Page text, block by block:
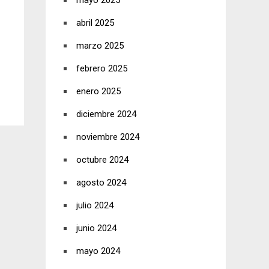
abril 2025
marzo 2025
febrero 2025
enero 2025
diciembre 2024
noviembre 2024
octubre 2024
agosto 2024
julio 2024
junio 2024
mayo 2024